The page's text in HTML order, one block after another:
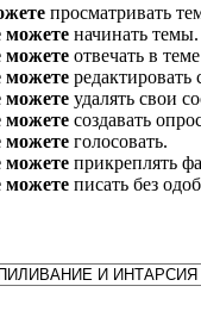
просматривать
можете начинать темы.
можете отвечать в
можете
можете удалять свои
можете создавать
можете голосовать.
можете прикреплять
можете писать без